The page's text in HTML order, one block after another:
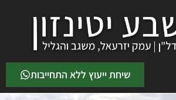
שיחת ייעוץ ללא התחייבות